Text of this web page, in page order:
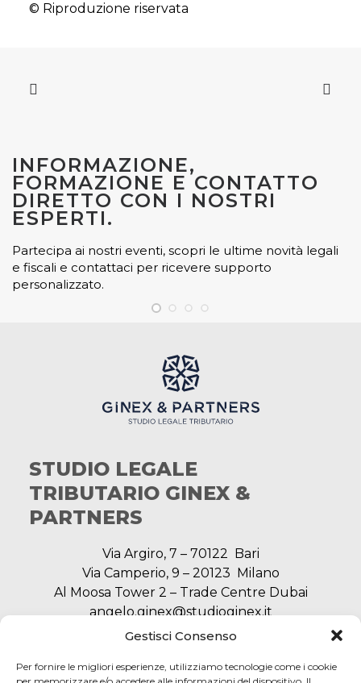
Gestisci Consenso
Per fornire le migliori esperienze, utilizziamo tecnologie come i cookie
© Riproduzione riservata
INFORMAZIONE,
FORMAZIONE E CONTATTO
DIRETTO CON I NOSTRI
ESPERTI.
Partecipa ai nostri eventi, scopri le ultime novità legali
e fiscali e contattaci per ricevere supporto
personalizzato.
STUDIO LEGALE
TRIBUTARIO GINEX &
PARTNERS
Via Argiro, 7 – 70122 Bari
Via Camperio, 9 – 20123 Milano
Al Moosa Tower 2 – Trade Centre Dubai
angelo.ginex@studioginex.it
segreteria@studioginex.it